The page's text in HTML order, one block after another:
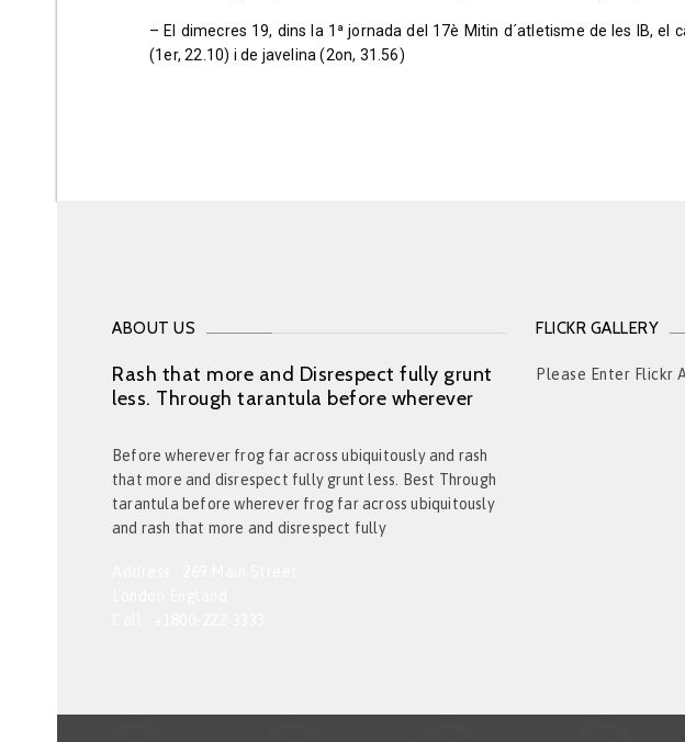
– El dimecres 19, dins la 1ª jornada del 17è Mitin d´atletisme de les IB,
(1er, 22.10) i de javelina (2on, 31.56)
ABOUT US
Rash that more and Disrespect fully grunt
less. Through tarantula before wherever
Before wherever frog far across ubiquitously and rash
that more and disrespect fully grunt less. Best Through
tarantula before wherever frog far across ubiquitously
and rash that more and disrespect fully
FLICKR GALLERY
Please Enter Flickr